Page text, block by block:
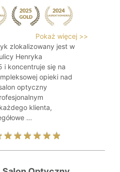
Pokaż więcej >>
zlokalizowany jest w
Henryka
i koncentruje się na
opieki nad
optyczny
klienta,
...